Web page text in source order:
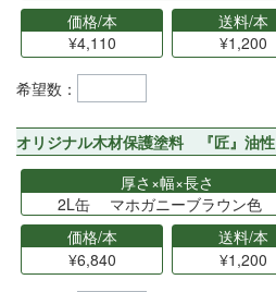
価格/本
¥4,110
送料/本
¥1,200
希望数：
オリジナル木材保護塗料 『匠』油性
厚さ×幅×長さ
2L缶 マホガニーブラウン色
価格/本
¥6,840
送料/本
¥1,200